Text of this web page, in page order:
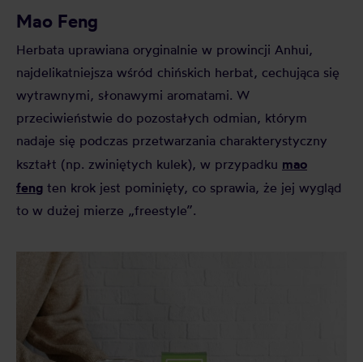
Mao Feng
Herbata uprawiana oryginalnie w prowincji Anhui,
najdelikatniejsza wśród chińskich herbat, cechująca się
wytrawnymi, słonawymi aromatami. W
przeciwieństwie do pozostałych odmian, którym
nadaje się podczas przetwarzania charakterystyczny
kształt (np. zwiniętych kulek), w przypadku mao
feng ten krok jest pominięty, co sprawia, że jej wygląd
to w dużej mierze „freestyle”.